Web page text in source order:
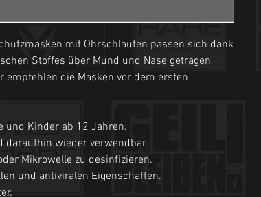
mit Ohrschlaufen passen sich dank
Stoffes über Mund und Nase getragen
empfehlen die Masken vor dem ersten
und Kinder ab 12 Jahren.
daraufhin wieder verwendbar.
Mikrowelle zu desinfizieren.
und antiviralen Eigenschaften.